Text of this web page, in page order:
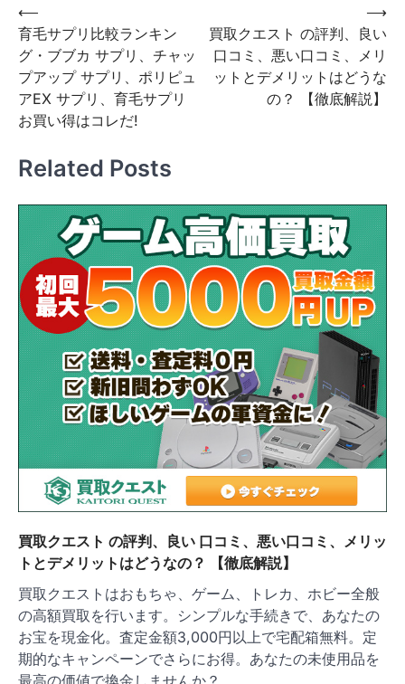
投
稿
ナ
ビ
ゲ
ー
シ
ョ
ン
⟵
育毛サプリ比較ランキン
グ・ブブカ サプリ、チャッ
プアップ サプリ、ポリピュ
アEX サプリ、育毛サプリ
お買い得はコレだ!
買取クエスト の評判、良い
口コミ、悪い口コミ、メリ
ットとデメリットはどうな
の？ 【徹底解説】
⟶
Related Posts
買取クエスト の評判、良い 口コミ、悪い口コミ、メリッ
トとデメリットはどうなの？ 【徹底解説】
買取クエストはおもちゃ、ゲーム、トレカ、ホビー全般
の高額買取を行います。シンプルな手続きで、あなたの
お宝を現金化。査定金額3,000円以上で宅配箱無料。定
期的なキャンペーンでさらにお得。あなたの未使用品を